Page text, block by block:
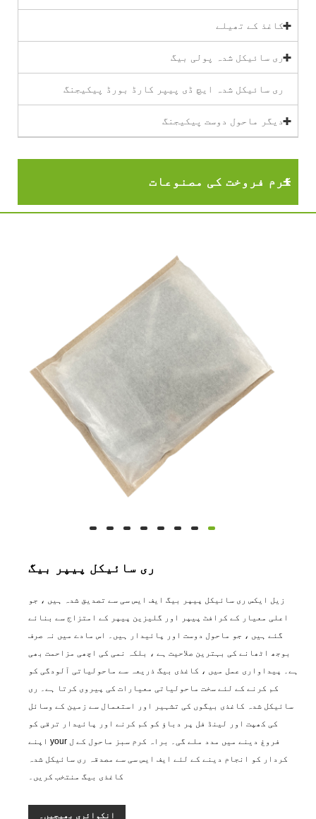
کاغذ کے تھیلے
ری سائیکل شدہ پولی بیگ
ری سائیکل شدہ ایچ ڈی پیپر کارڈ بورڈ پیکیجنگ
دیگر ماحول دوست پیکیجنگ
گرم فروخت کی مصنوعات
ری سائیکل پیپر بیگ
زیل ایکس ری سائیکل پیپر بیگ ایف ایس سی سے تصدیق شدہ ہیں ، جو
اعلی معیار کے کرافٹ پیپر اور گلیزین پیپر کے امتزاج سے بنائے
گئے ہیں ، جو ماحول دوست اور پائیدار ہیں۔ اس مادے میں نہ صرف
بوجھ اٹھانے کی بہترین صلاحیت ہے ، بلکہ نمی کی اچھی مزاحمت بھی
ہے۔ پیداواری عمل میں ، کاغذی بیگ ذریعہ سے ماحولیاتی آلودگی کو
کم کرنے کے لئے سخت ماحولیاتی معیارات کی پیروی کرتا ہے۔ ری
سائیکل شدہ کاغذی بیگوں کی تشہیر اور استعمال سے زمین کے وسائل
کی کھپت اور لینڈ فل پر دباؤ کو کم کرنے اور پائیدار ترقی کو
فروغ دینے میں مدد ملے گی۔ براہ کرم سبز ماحول کے ل your اپنے
کردار کو انجام دینے کے لئے ایف ایس سی سے مصدقہ ری سائیکل شدہ
کاغذی بیگ منتخب کریں۔
انکوائری بھیجیں۔